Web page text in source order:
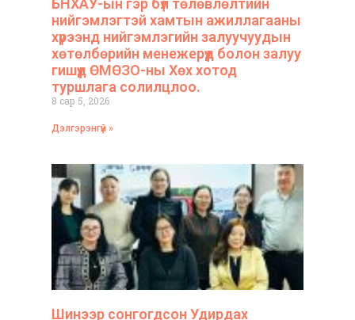
БНХАУ-ын гэр бүл төлөвлөлтийн
нийгэмлэгтэй хамтын ажиллагааны
хүрээнд нийгэмлэгийн залуучуудын
хөтөлбөрийн менежерүүд болон залуу
гишүүд ӨМӨЗО-ны Хөх хотод
туршлага солилцлоо.
8 сар 5, 2026
Дэлгэрэнгүй »
Шинээр сонгогдсон Удирдах